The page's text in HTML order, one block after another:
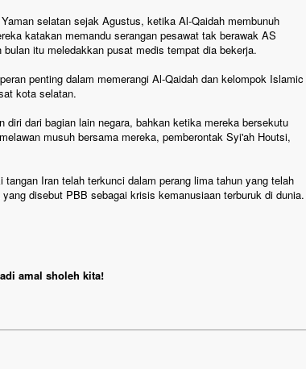
selatan sejak Agustus, ketika Al-Qaidah membunuh
katakan memandu serangan pesawat tak berawak AS
itu meledakkan pusat medis tempat dia bekerja.
penting dalam memerangi Al-Qaidah dan kelompok Islamic
kota selatan.
diri dari bagian lain negara, bahkan ketika mereka bersekutu
musuh bersama mereka, pemberontak Syi'ah Houtsi,
Iran telah terkunci dalam perang lima tahun yang telah
disebut PBB sebagai krisis kemanusiaan terburuk di dunia.
amal sholeh kita!